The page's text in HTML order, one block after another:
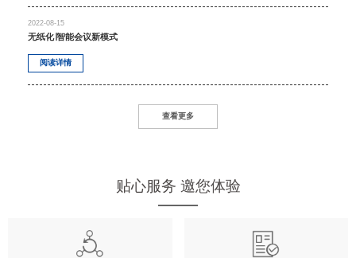
2022-08-15
无纸化∣智能会议新模式
阅读详情
查看更多
贴心服务 邀您体验